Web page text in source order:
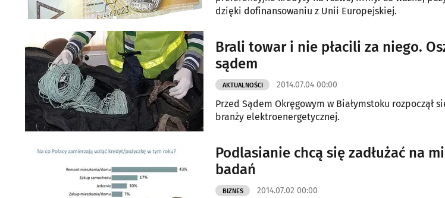
dzięki dofinansowaniu z Unii Europejskiej.
Brali towar i nie płacili za niego.
sądem
AKTUALNOŚCI 2014.07.04 00:00
Przed Sądem Okręgowym w Białymstoku rozpoczął
branży elektroenergetycznej.
Podlasianie chcą się zadłużać na
badań
BIZNES 2014.07.02 00:00